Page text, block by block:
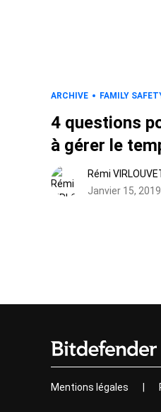
ARCHIVE FAMILY
4 questions
à gérer le
la famille
Rémi
Janvier 15, 2019
Mentions légales